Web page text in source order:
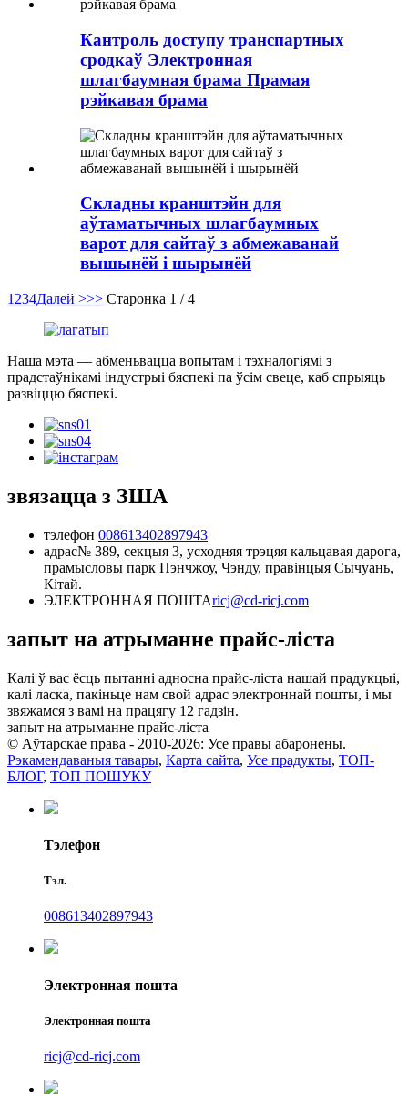
Кантроль доступу транспартных
сродкаў Электронная
шлагбаумная брама Прамая
рэйкавая брама
Складны кранштэйн для
аўтаматычных шлагбаумных
варот для сайтаў з абмежаванай
вышынёй і шырынёй
1 234Далей >>> Старонка 1 / 4
Наша мэта — абменьвацца вопытам і тэхналогіямі з
прадстаўнікамі індустрыі бяспекі па ўсім свеце, каб спрыяць
развіццю бяспекі.
звязацца з ЗША
тэлефон 008613402897943
адрас№ 389, секцыя 3, усходняя трэцяя кальцавая дарога,
прамысловы парк Пэнчжоу, Чэнду, правінцыя Сычуань,
Кітай.
ЭЛЕКТРОННАЯ ПОШТАricj@cd-ricj.com
запыт на атрыманне прайс-ліста
Калі ў вас ёсць пытанні адносна прайс-ліста нашай прадукцыі,
калі ласка, пакіньце нам свой адрас электроннай пошты, і мы
звяжамся з вамі на працягу 12 гадзін.
запыт на атрыманне прайс-ліста
© Аўтарскае права - 2010-2026: Усе правы абаронены.
Рэкамендаваныя тавары, Карта сайта, Усе прадукты, ТОП-
БЛОГ, ТОП ПОШУКУ
Тэлефон
Тэл.
008613402897943
Электронная пошта
Электронная пошта
ricj@cd-ricj.com